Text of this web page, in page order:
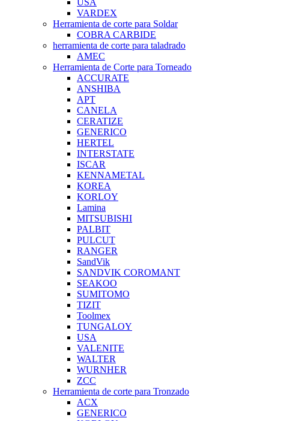
VARDEX
Herramienta de corte para Soldar
COBRA CARBIDE
herramienta de corte para taladrado
AMEC
Herramienta de Corte para Torneado
ACCURATE
ANSHIBA
APT
CANELA
CERATIZE
GENERICO
HERTEL
INTERSTATE
ISCAR
KENNAMETAL
KOREA
KORLOY
Lamina
MITSUBISHI
PALBIT
PULCUT
RANGER
SandVik
SANDVIK COROMANT
SEAKOO
SUMITOMO
TIZIT
Toolmex
TUNGALOY
USA
VALENITE
WALTER
WURNHER
ZCC
Herramienta de corte para Tronzado
ACX
GENERICO